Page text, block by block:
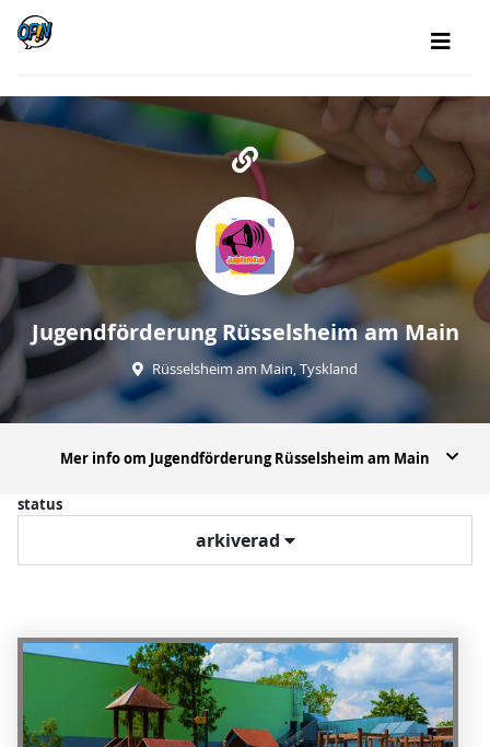
Jugendförderung Rüsselsheim am Main
Rüsselsheim am Main, Tyskland
Mer info om Jugendförderung Rüsselsheim am Main
status
arkiverad